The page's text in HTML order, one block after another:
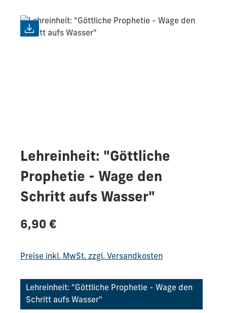
Lehreinheit: "Göttliche
Prophetie - Wage den
Schritt aufs Wasser"
Regulärer Preis:
6,90 €
Preise inkl. MwSt. zzgl. Versandkosten
Lehreinheit: "Göttliche Prophetie - Wage den
Schritt aufs Wasser"